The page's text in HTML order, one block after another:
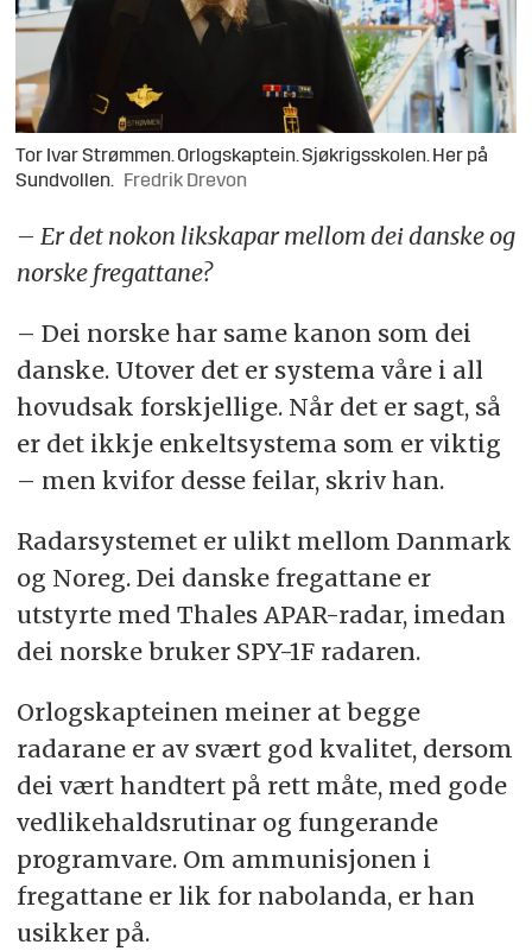
Tor Ivar Strømmen. Orlogskaptein. Sjøkrigsskolen. Her på
Sundvollen.
Fredrik Drevon
– Er det nokon likskapar mellom dei danske og
norske fregattane?
– Dei norske har same kanon som dei
danske. Utover det er systema våre i all
hovudsak forskjellige. Når det er sagt, så
er det ikkje enkeltsystema som er viktig
– men kvifor desse feilar, skriv han.
Radarsystemet er ulikt mellom Danmark
og Noreg. Dei danske fregattane er
utstyrte med Thales APAR-radar, imedan
dei norske bruker SPY-1F radaren.
Orlogskapteinen meiner at begge
radarane er av svært god kvalitet, dersom
dei vært handtert på rett måte, med gode
vedlikehaldsrutinar og fungerande
programvare. Om ammunisjonen i
fregattane er lik for nabolanda, er han
usikker på.